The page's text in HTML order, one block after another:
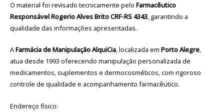
O material foi revisado tecnicamente pelo Farmacêutico
Responsável Rogerio Alves Brito CRF-RS 4343, garantindo a
qualidade das informações apresentadas.
AFarmácia de Manipulação AlquiCia, localizada em Porto Alegre,
atua desde 1993 oferecendo manipulação personalizada de
medicamentos, suplementos e dermocosméticos, com rigoroso
controle de qualidade e acompanhamento farmacêutico.
Endereço físico: